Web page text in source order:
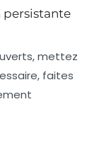
persistante
mettez
faites